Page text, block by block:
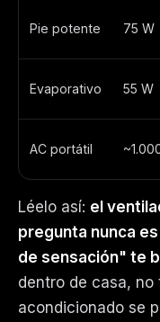
Pie potente 75 W
Evaporativo 55 W
AC portátil
Léelo así: el
pregunta nunca
de sensación" te
dentro de casa, no
acondicionado se